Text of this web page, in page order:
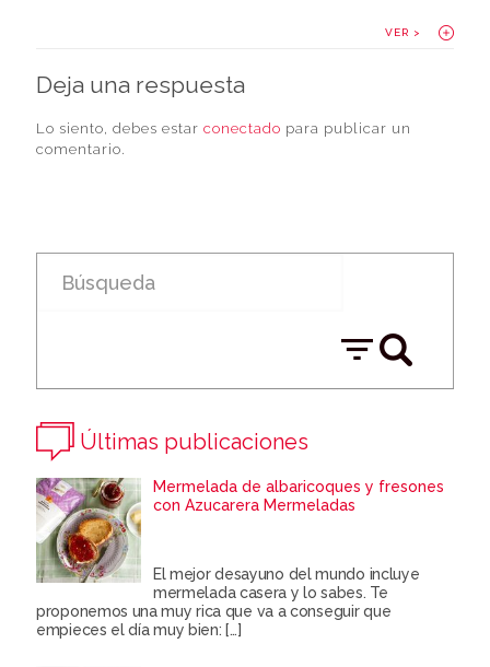
VER >
Deja una respuesta
Lo siento, debes estar conectado para publicar un
comentario.
Últimas publicaciones
Mermelada de albaricoques y fresones
con Azucarera Mermeladas
El mejor desayuno del mundo incluye
mermelada casera y lo sabes. Te
proponemos una muy rica que va a conseguir que
empieces el día muy bien: […]